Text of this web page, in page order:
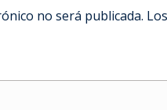
no será publicada.